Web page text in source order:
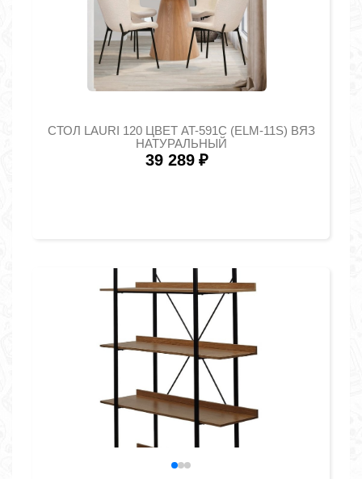
СТОЛ LAURI 120 ЦВЕТ AT-591C (ELM-11S) ВЯЗ
НАТУРАЛЬНЫЙ
39 289 ₽